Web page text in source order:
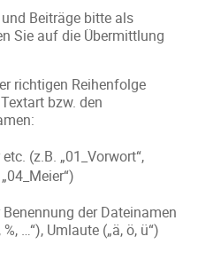
Beiträge bitte als
Sie auf die Übermittlung
richtigen Reihenfolge
bzw. den
(z.B. „01_Vorwort“,
der Dateinamen
…“), Umlaute („ä, ö, ü“)